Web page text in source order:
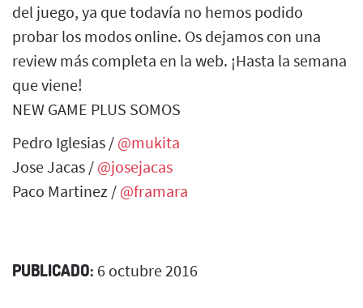
del juego, ya que todavía no hemos podido
probar los modos online. Os dejamos con una
review más completa en la web. ¡Hasta la semana
que viene!
NEW GAME PLUS SOMOS
Pedro Iglesias / @mukita
Jose Jacas / @josejacas
Paco Martinez / @framara
PUBLICADO: 6 octubre 2016